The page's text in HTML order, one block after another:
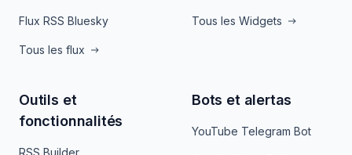
Flux RSS Bluesky
Tous les flux
Tous les Widgets
Outils et
fonctionnalités
Bots et alertas
YouTube Telegram Bot